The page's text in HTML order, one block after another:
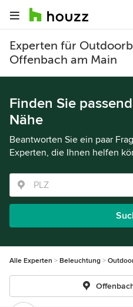
Experten für
Offenbach am Main
Finden Sie
Nähe
Beantworten Sie ein paar
Experten, die Ihnen helfen
Alle Experten Beleuchtung